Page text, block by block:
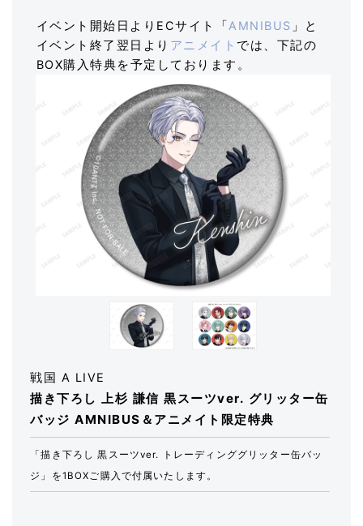
イベント開始日よりECサイト「 AMNIBUS 」と
イベント終了翌日より アニメイト では、下記の
BOX購入特典を予定しております。
描き下ろし 上杉 謙信 黒スーツver. グリッター缶
バッジ AMNIBUS＆アニメイト限定特典
戦国 A LIVE
「描き下ろし 黒スーツver. トレーディンググリッター缶バッ
ジ」を1BOXご購入で付属いたします。